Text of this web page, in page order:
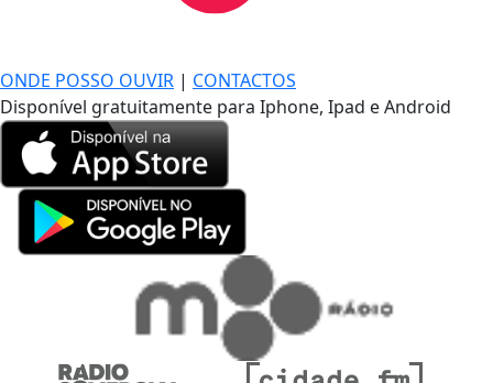
ONDE POSSO OUVIR | CONTACTOS
Disponível gratuitamente para Iphone, Ipad e Android